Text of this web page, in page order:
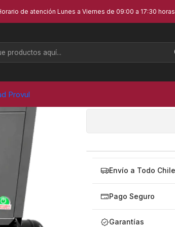
Provul
de atención Lunes a Viernes de 09:00 a 17:30 horas
- PVL
Envío a Todo Chile
Pago Seguro
Garantías